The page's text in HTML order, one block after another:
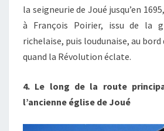
la seigneurie de Joué jusqu’en
à François Poirier, issu de la
richelaise, puis loudunaise, au
quand la Révolution éclate.
4. Le long de la route
l’ancienne église de Joué